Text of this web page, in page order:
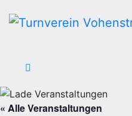
Inhalt
« Alle Veranstaltungen